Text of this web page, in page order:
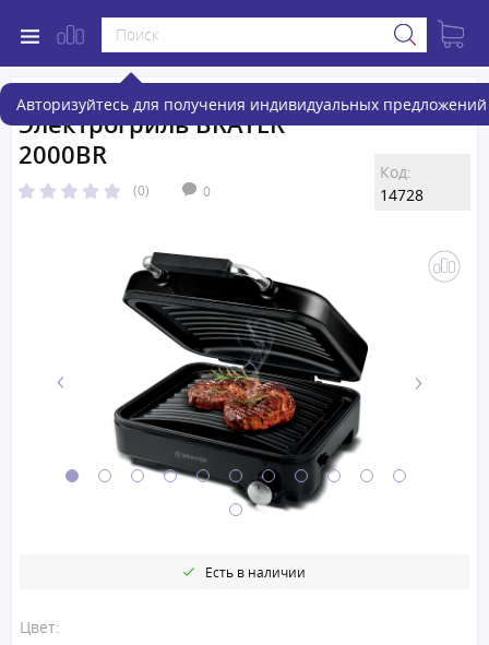
Авторизуйтесь для получения индивидуальных предложений
Электрогриль BRAYER
2000BR
(0) 0
Код:
14728
Цвет:
Есть в наличии